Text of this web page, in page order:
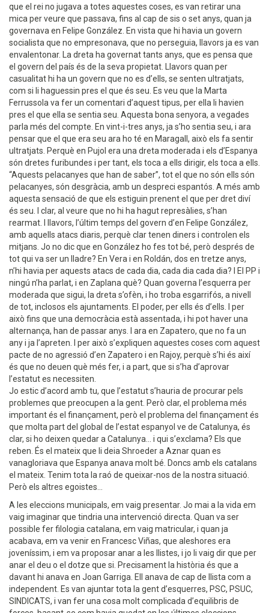
que el rei no jugava a totes aquestes coses, es van retirar una
mica per veure que passava, fins al cap de sis o set anys, quan ja
governava en Felipe González. En vista que hi havia un govern
socialista que no empresonava, que no perseguia, llavors ja es van
envalentonar. La dreta ha governat tants anys, que es pensa que
el govern del país és de la seva propietat. Llavors quan per
casualitat hi ha un govern que no es d’ells, se senten ultratjats,
com si li haguessin pres el que és seu. Es veu que la Marta
Ferrussola va fer un comentari d’aquest tipus, per ella li havien
pres el que ella se sentia seu. Aquesta bona senyora, a vegades
parla més del compte. En vint-i-tres anys, ja s’ho sentia seu, i ara
pensar que el que era seu ara ho té en Maragall, això els fa sentir
ultratjats. Perquè en Pujol era una dreta moderada i els d’Espanya
són dretes furibundes i per tant, els toca a ells dirigir, els toca a ells.
“Aquests pelacanyes que han de saber”, tot el que no són ells són
pelacanyes, són desgràcia, amb un despreci espantós. A més amb
aquesta sensació de que els estiguin prenent el que per dret diví
és seu. I clar, al veure que no hi ha hagut represàlies, s’han
rearmat. I llavors, l’últim temps del govern d’en Felipe González,
amb aquells atacs diaris, perquè clar tenen diners i controlen els
mitjans. Jo no dic que en González ho fes tot bé, però després de
tot qui va ser un lladre? En Vera i en Roldán, dos en tretze anys,
n’hi havia per aquests atacs de cada dia, cada dia cada dia? I El PP i
ningú n’ha parlat, i en Zaplana què? Quan governa l’esquerra per
moderada que sigui, la dreta s’ofèn, i ho troba esgarrifós, a nivell
de tot, inclosos els ajuntaments. El poder, per ells és d’ells. I per
això fins que una democràcia està assentada, i hi pot haver una
alternança, han de passar anys. I ara en Zapatero, que no fa un
any i ja l’apreten. I per això s’expliquen aquestes coses com aquest
pacte de no agressió d’en Zapatero i en Rajoy, perquè s’hi és així
és que no deuen què més fer, i a part, que si s’ha d’aprovar
l’estatut es necessiten.
Jo estic d’acord amb tu, que l’estatut s’hauria de procurar pels
problemes que preocupen a la gent. Però clar, el problema més
important és el finançament, però el problema del finançament és
que molta part del global de l’estat espanyol ve de Catalunya, és
clar, si ho deixen quedar a Catalunya... i qui s’exclama? Els que
reben. És el mateix que li deia Shroeder a Aznar quan es
vanagloriava que Espanya anava molt bé. Doncs amb els catalans
el mateix. Tenim tota la raó de queixar-nos de la nostra situació.
Però els altres egoistes...
A les eleccions municipals, em vaig presentar. Jo mai a la vida em
vaig imaginar que tindria una intervenció directa. Quan va ser
possible fer filologia catalana, em vaig matricular, i quan ja
acabava, em va venir en Francesc Viñas, que aleshores era
joveníssim, i em va proposar anar a les llistes, i jo li vaig dir que per
anar el deu o el dotze que si. Precisament la història és que a
davant hi anava en Joan Garriga. Ell anava de cap de llista com a
independent. Es van ajuntar tota la gent d’esquerres, PSC, PSUC,
SINDICATS, i van fer una cosa molt complicada d’equilibris de